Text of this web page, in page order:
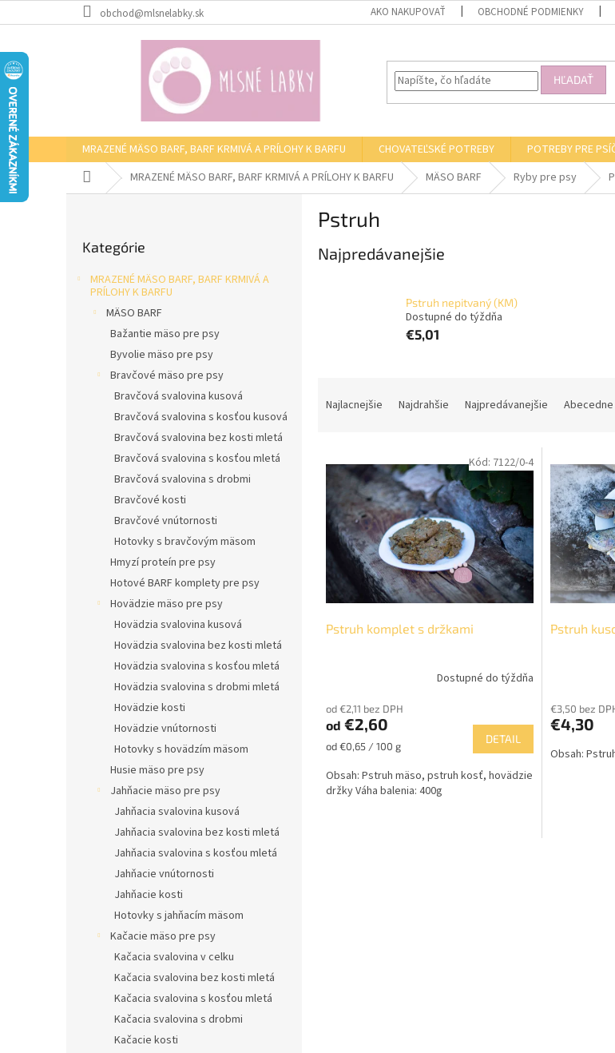
na
obchod@mlsnelabky.sk AKO NAKUPOVAŤ OBCHODNÉ PODMIENKY
HĽADAŤ
MRAZENÉ MÄSO BARF, BARF KRMIVÁ A PRÍLOHY K BARFU CHOVATEĽSKÉ POTREBY POTREBY PRE
DomovMRAZENÉ MÄSO BARF, BARF KRMIVÁ A PRÍLOHY K BARFU MÄSO BARF Ryby pre psy
kategórie
Kategórie
MRAZENÉ MÄSO BARF, BARF KRMIVÁ A
PRÍLOHY K BARFU
MÄSO BARF
Bažantie mäso pre psy
Byvolie mäso pre psy
Bravčové mäso pre psy
Bravčová svalovina kusová
Bravčová svalovina s kosťou kusová
Bravčová svalovina bez kosti mletá
Bravčová svalovina s kosťou mletá
Bravčová svalovina s drobmi
Bravčové kosti
Bravčové vnútornosti
Hotovky s bravčovým mäsom
Hmyzí proteín pre psy
Hotové BARF komplety pre psy
Hovädzie mäso pre psy
Hovädzia svalovina kusová
Hovädzia svalovina bez kosti mletá
Hovädzia svalovina s kosťou mletá
Hovädzia svalovina s drobmi mletá
Hovädzie kosti
Hovädzie vnútornosti
Hotovky s hovädzím mäsom
Husie mäso pre psy
Jahňacie mäso pre psy
Jahňacia svalovina kusová
Jahňacia svalovina bez kosti mletá
Jahňacia svalovina s kosťou mletá
Jahňacie vnútornosti
Jahňacie kosti
Hotovky s jahňacím mäsom
Kačacie mäso pre psy
Kačacia svalovina v celku
Kačacia svalovina bez kosti mletá
Kačacia svalovina s kosťou mletá
Kačacia svalovina s drobmi
Kačacie kosti
Pstruh
Najpredávanejšie
Pstruh nepitvaný (KM)
Dostupné do týždňa
€5,01
Najlacnejšie Najdrahšie Najpredávanejšie Abecedne
p
Pstruh komplet s držkami
Dostupné do týždňa
od €2,11 bez DPH
od €2,60
Jednotková
od €0,65 / 100 g
DETAIL
Obsah: Pstruh mäso, pstruh kosť, hovädzie
držky Váha balenia: 400g
Kód: 7122/0-4
Pstruh
€3,50 bez
€4,30
Obsah: